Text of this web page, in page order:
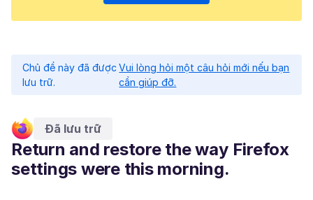
Chủ đề này đã được
lưu trữ.
Vui lòng hỏi một câu hỏi mới nếu bạn
cần giúp đỡ.
Đã lưu trữ
Return and restore the way Firefox
settings were this morning.